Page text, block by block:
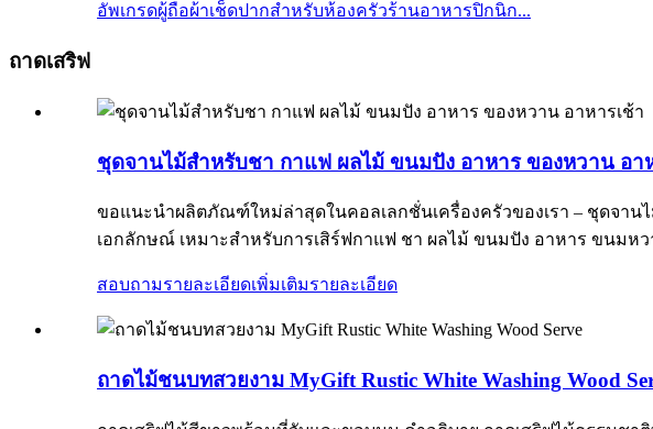
อัพเกรดผู้ถือผ้าเช็ดปากสำหรับห้องครัวร้านอาหารปิกนิก...
ถาดเสริฟ
ชุดจานไม้สำหรับชา กาแฟ ผลไม้ ขนมปัง อาหาร ของหวาน อา
ขอแนะนำผลิตภัณฑ์ใหม่ล่าสุดในคอลเลกชั่นเครื่องครัวของเรา – ชุดจา
เอกลักษณ์ เหมาะสำหรับการเสิร์ฟกาแฟ ชา ผลไม้ ขนมปัง อาหาร ขนมหว
สอบถามรายละเอียดเพิ่มเติมรายละเอียด
ถาดไม้ชนบทสวยงาม MyGift Rustic White Washing Wood